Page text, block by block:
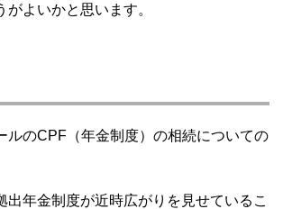
よいかと思います。
ルのCPF（年金制度）の相続についての
出年金制度が近時広がりを見せているこ